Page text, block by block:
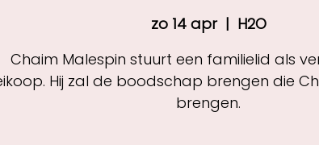
zo 14 apr
  |
H2O
Chaim Malespin stuurt een familielid als
Hij zal de boodschap brengen die
brengen.